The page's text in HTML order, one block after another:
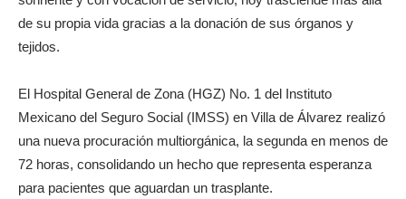
de su propia vida gracias a la donación de sus órganos y
tejidos.
El Hospital General de Zona (HGZ) No. 1 del Instituto
Mexicano del Seguro Social (IMSS) en Villa de Álvarez realizó
una nueva procuración multiorgánica, la segunda en menos de
72 horas, consolidando un hecho que representa esperanza
para pacientes que aguardan un trasplante.